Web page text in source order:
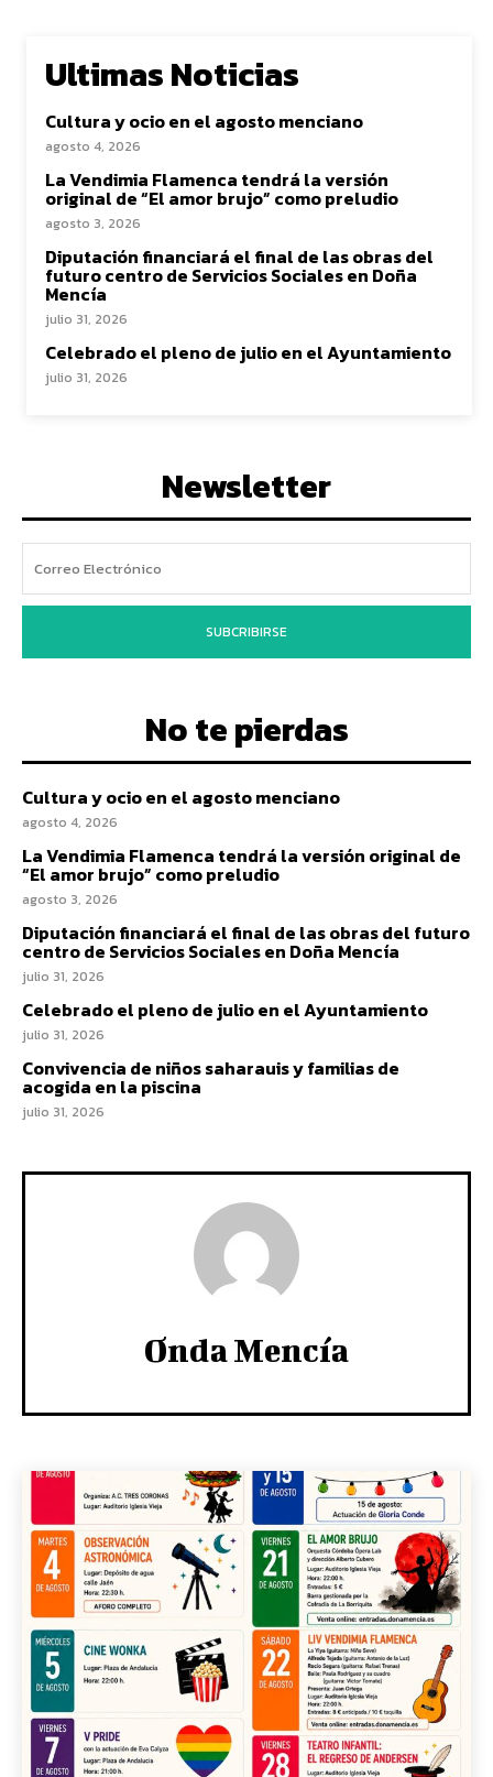
Ultimas Noticias
Cultura y ocio en el agosto menciano
agosto 4, 2026
La Vendimia Flamenca tendrá la versión
original de “El amor brujo” como preludio
agosto 3, 2026
Diputación financiará el final de las obras del
futuro centro de Servicios Sociales en Doña
Mencía
julio 31, 2026
Celebrado el pleno de julio en el Ayuntamiento
julio 31, 2026
Newsletter
SUBCRIBIRSE
No te pierdas
Cultura y ocio en el agosto menciano
agosto 4, 2026
La Vendimia Flamenca tendrá la versión original de
“El amor brujo” como preludio
agosto 3, 2026
Diputación financiará el final de las obras del futuro
centro de Servicios Sociales en Doña Mencía
julio 31, 2026
Celebrado el pleno de julio en el Ayuntamiento
julio 31, 2026
Convivencia de niños saharauis y familias de
acogida en la piscina
julio 31, 2026
Onda Mencía